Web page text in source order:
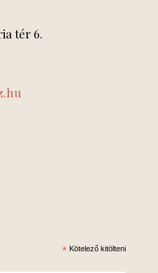
tér 6.
* Kötelező kitölteni